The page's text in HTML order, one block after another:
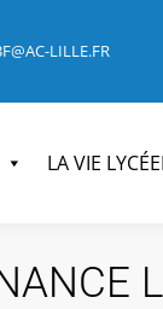
LILLE.FR
LA VIE